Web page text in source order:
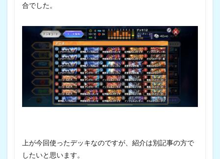
合でした。
上が今回使ったデッキなのですが、紹介は別記事の方で
したいと思います。